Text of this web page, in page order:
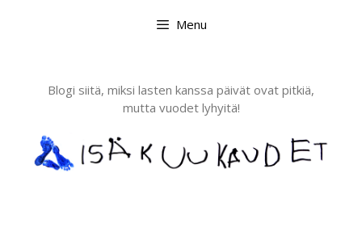
Menu
Blogi siitä, miksi lasten kanssa päivät ovat pitkiä,
mutta vuodet lyhyitä!